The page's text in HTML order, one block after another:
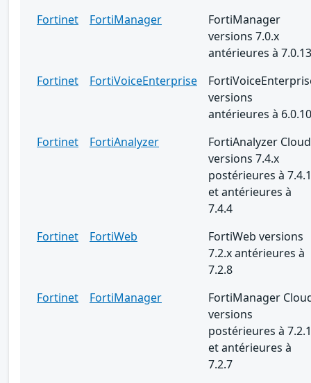
Fortinet
FortiManager
FortiManager
versions 7.0.x
antérieures à 7.0.13
Fortinet
FortiVoiceEnterprise
versions
antérieures à 6.0.10
Fortinet
FortiAnalyzer
FortiAnalyzer Cloud
versions 7.4.x
postérieures à 7.4.1
et antérieures à
7.4.4
Fortinet
FortiWeb
FortiWeb versions
7.2.x antérieures à
7.2.8
Fortinet
FortiManager
FortiManager
versions
postérieures à 7.2.1
et antérieures à
7.2.7